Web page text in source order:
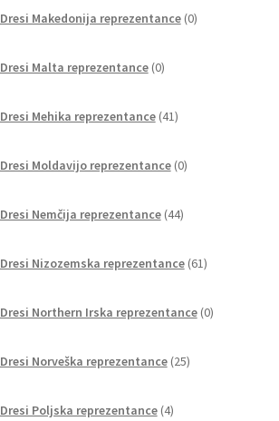
Dresi Makedonija reprezentance 0izdelkov
Dresi Malta reprezentance 0izdelkov
Dresi Mehika reprezentance 41izdelkov
Dresi Moldavijo reprezentance 0izdelkov
Dresi Nemčija reprezentance 44izdelkov
Dresi Nizozemska reprezentance 61izdelkov
Dresi Northern Irska reprezentance 0izdelkov
Dresi Norveška reprezentance 25izdelkov
Dresi Poljska reprezentance 4